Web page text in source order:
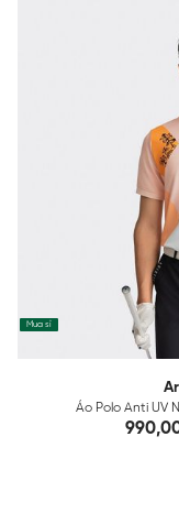
Mua sỉ
Áo Polo Anti UV